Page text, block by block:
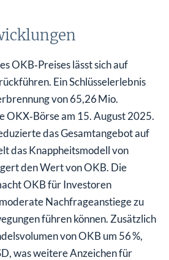
OKB‑Preises lässt sich auf
Ein Schlüsselerlebnis
von 65,26 Mio.
OKX‑Börse am 15. August 2025.
das Gesamtangebot auf
das Knappheitsmodell von
den Wert von OKB. Die
OKB für Investoren
Nachfrageanstiege zu
führen können. Zusätzlich
von OKB um 56 %,
was weitere Anzeichen für